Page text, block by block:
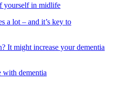
yourself in midlife
a lot – and it’s key to
It might increase your dementia
with dementia